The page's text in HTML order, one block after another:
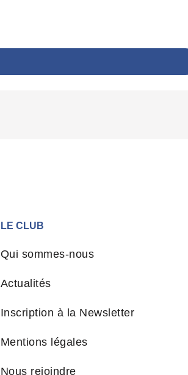
LE CLUB
Qui sommes-nous
Actualités
Inscription à la Newsletter
Mentions légales
Nous rejoindre